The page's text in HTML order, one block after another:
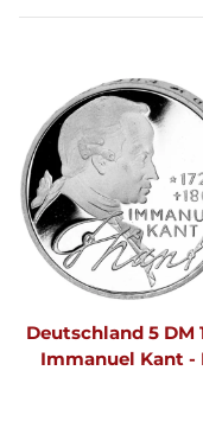
Deutschland 5 DM
Immanuel Kant -